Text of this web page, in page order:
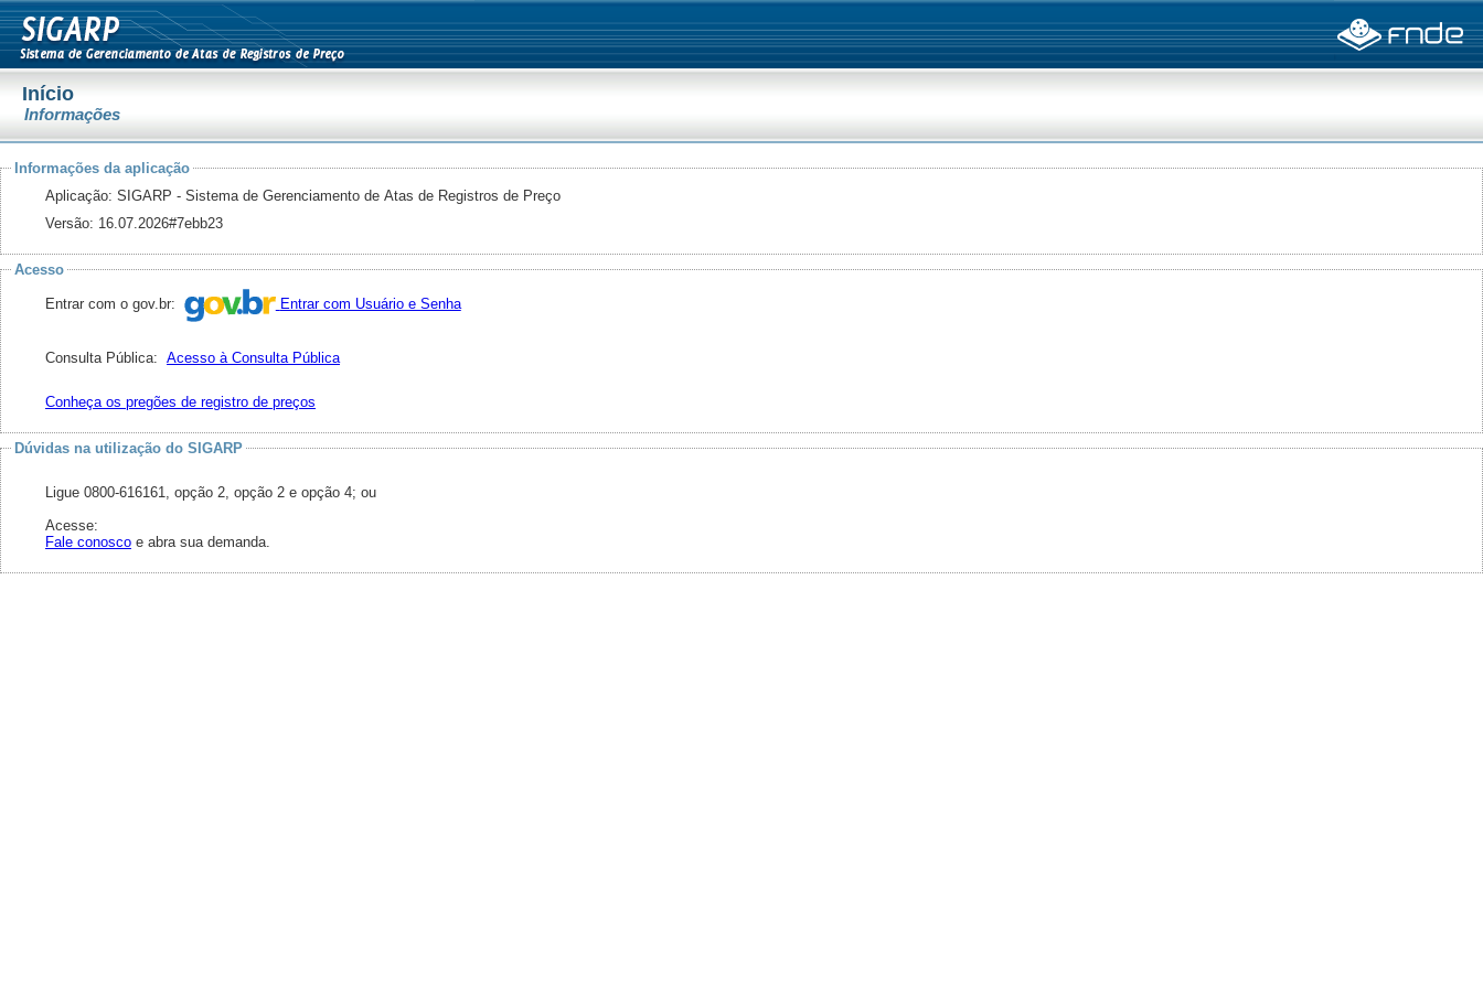
Início
Informações
Informações da aplicação
Aplicação: SIGARP - Sistema de Gerenciamento de Atas de Registros de Preço
Versão: 16.07.2026#7ebb23
Acesso
Entrar com o gov.br: Entrar com Usuário e Senha
Consulta Pública: Acesso à Consulta Pública
Conheça os pregões de registro de preços
Dúvidas na utilização do SIGARP
Ligue 0800-616161, opção 2, opção 2 e opção 4; ou
Acesse:
Fale conosco e abra sua demanda.